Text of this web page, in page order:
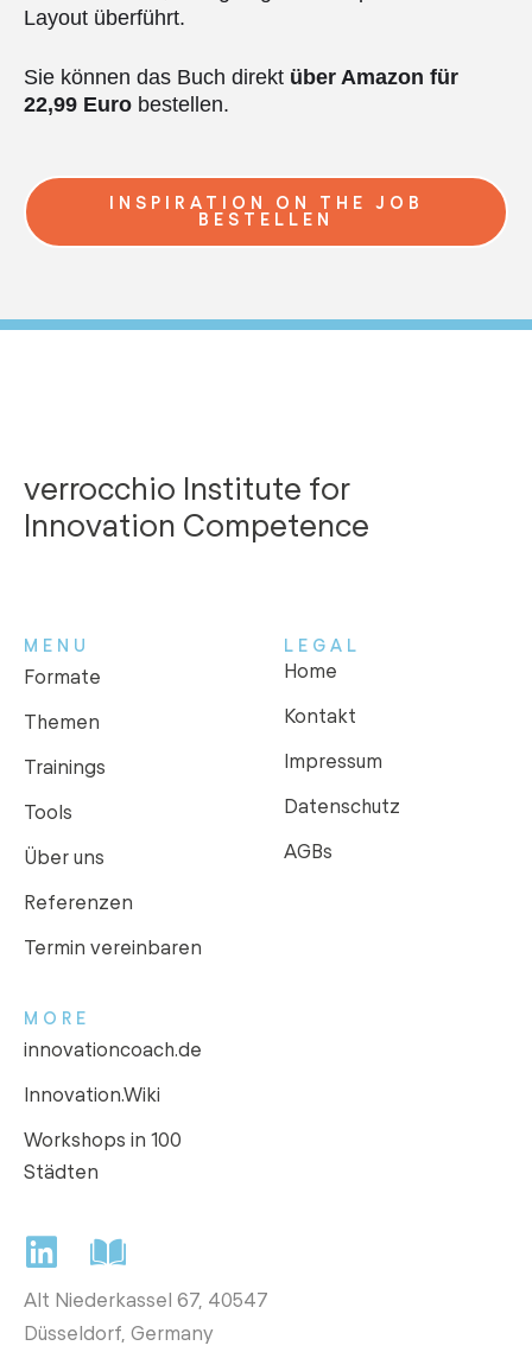
Layout überführt.
Sie können das Buch direkt über Amazon für
22,99 Euro bestellen.
INSPIRATION ON THE JOB
BESTELLEN
verrocchio Institute for
Innovation Competence
MENU
Formate
Themen
Trainings
Tools
Über uns
Referenzen
Termin vereinbaren
LEGAL
Home
Kontakt
Impressum
Datenschutz
AGBs
MORE
innovationcoach.de
Innovation.Wiki
Workshops in 100
Städten
Alt Niederkassel 67, 40547
Düsseldorf, Germany